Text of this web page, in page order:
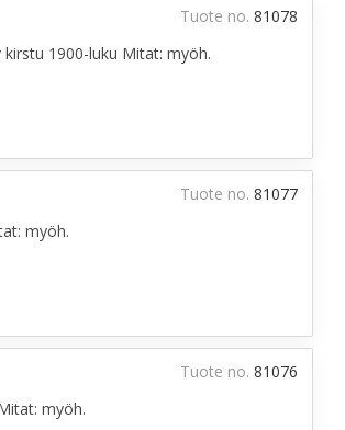
1900-luku Mitat: myöh.
Tuote no.81078
myöh.
Tuote no.81077
myöh.
Tuote no.81076